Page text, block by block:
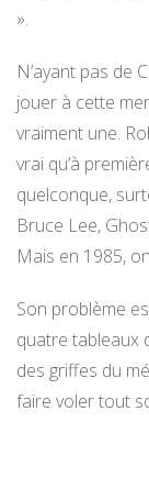
».
N’ayant pas de
jouer à cette
vraiment une.
vrai qu’à
quelconque,
Bruce Lee,
Mais en 1985,
Son problème
quatre tableaux
des griffes du
faire voler tout